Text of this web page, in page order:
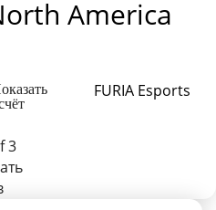
America
3
FURIA Esports